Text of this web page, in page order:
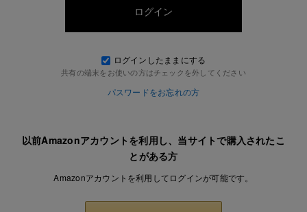
ログインしたままにする
共有の端末をお使いの方はチェックを外してください
パスワードをお忘れの方
以前Amazonアカウントを利用し、当サイトで購入されたこ
とがある方
Amazonアカウントを利用してログインが可能です。